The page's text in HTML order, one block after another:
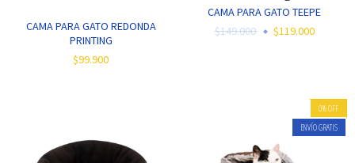
CAMA PARA GATO REDONDA
PRINTING
$99.900
CAMA PARA GATO TEEPE
$149.000
$119.000
0%OFF
ENVÍO GRATIS